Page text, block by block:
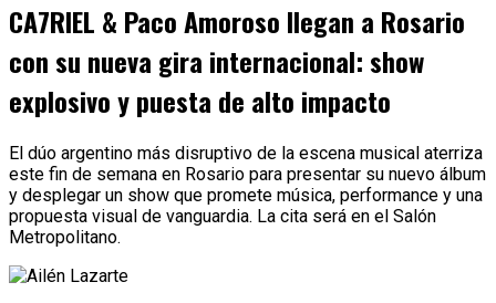
CA7RIEL & Paco Amoroso llegan a Rosario
con su nueva gira internacional: show
explosivo y puesta de alto impacto
El dúo argentino más disruptivo de la escena musical aterriza
este fin de semana en Rosario para presentar su nuevo álbum
y desplegar un show que promete música, performance y una
propuesta visual de vanguardia. La cita será en el Salón
Metropolitano.